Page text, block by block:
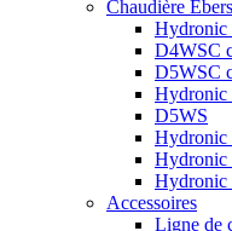
Chaudière
Hydronic
D4WSC
D5WSC
Hydronic
D5WS
Hydronic
Hydronic
Hydronic
Accessoires
Ligne de